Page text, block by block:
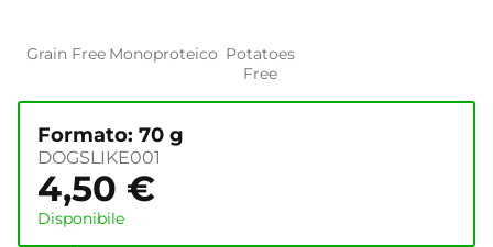
Grain Free Monoproteico Potatoes
Free
Formato: 70 g
DOGSLIKE001
4,50 €
Disponibile